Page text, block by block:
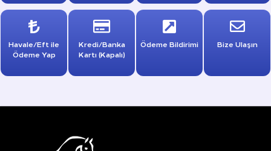
Havale/Eft ile
Ödeme Yap
Kredi/Banka
Kartı (Kapalı)
Ödeme Bildirimi Bize Ulaşın